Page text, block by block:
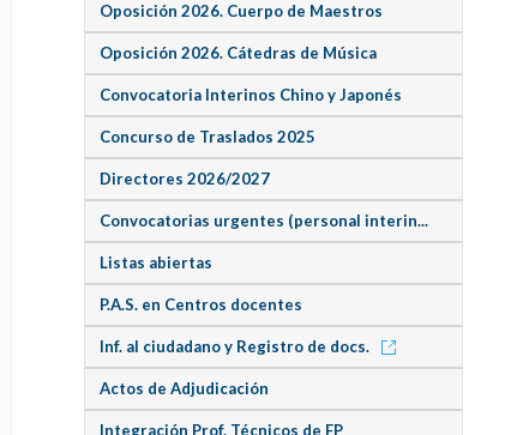
Oposición 2026. Cuerpo de Maestros
Oposición 2026. Cátedras de Música
Convocatoria Interinos Chino y Japonés
Concurso de Traslados 2025
Directores 2026/2027
Convocatorias urgentes (personal interin...
Listas abiertas
P.A.S. en Centros docentes
Inf. al ciudadano y Registro de docs.
Actos de Adjudicación
Integración Prof. Técnicos de FP